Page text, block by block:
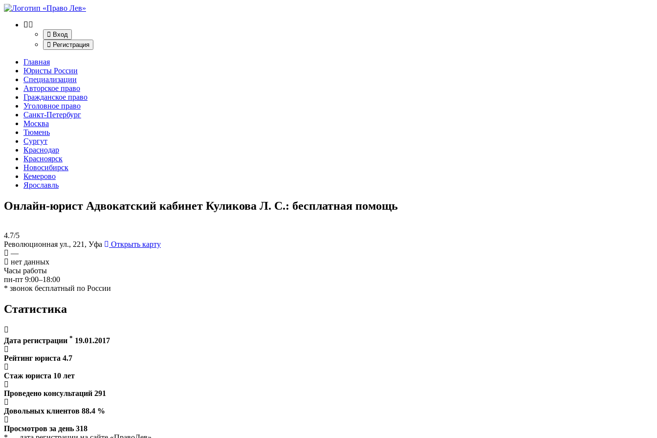
Вход
Регистрация
Главная
Юристы России
Специализации
Авторское право
Гражданское право
Уголовное право
Санкт-Петербург
Москва
Тюмень
Сургут
Краснодар
Красноярск
Новосибирск
Кемерово
Ярославль
Онлайн-юрист Адвокатский кабинет Куликова Л. С.: бесплатная помощь
4.7/5
Революционная ул., 221, Уфа
Открыть карту
—
нет данных
Часы работы
пн-пт 9:00–18:00
* звонок бесплатный по России
Статистика
Дата регистрации * 19.01.2017
Рейтинг юриста 4.7
Стаж юриста 10 лет
Проведено консультаций 291
Довольных клиентов 88.4 %
Просмотров за день 318